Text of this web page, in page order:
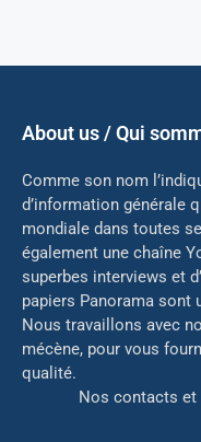
About us / Qui
Comme son nom
d’information générale
mondiale dans toutes
également une chaîne
superbes interviews et
papiers Panorama sont
Nous travaillons avec
mécène, pour vous
qualité.
Nos contacts et